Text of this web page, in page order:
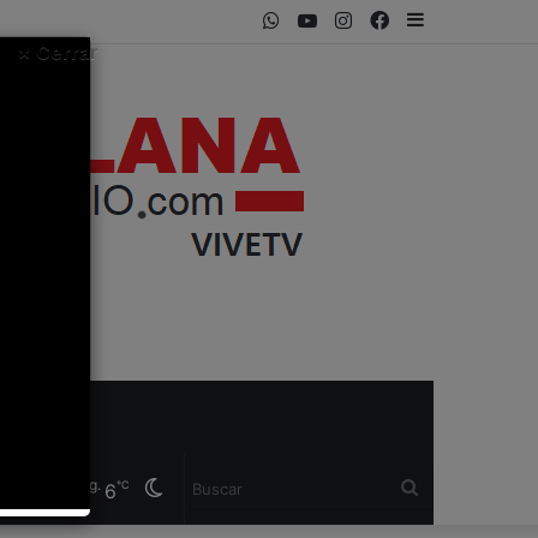
Facebook
Instagram
Youtube
WhatsApp
Cambiar
6℃
× Cerrar